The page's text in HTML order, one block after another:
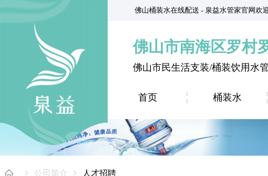
佛山桶装水在线配送 - 泉益水管家官网欢
佛山市南海区罗村
佛山市民生活支装/桶装饮用水
首页 桶装水
公司简介 人才招聘